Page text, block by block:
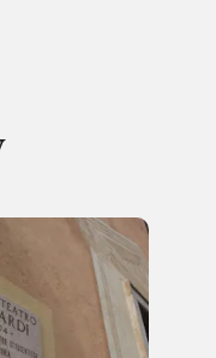
più interessanti,